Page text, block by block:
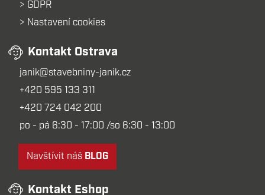
GDPR
Nastavení cookies
Kontakt Ostrava
janik@stavebniny-janik.cz
+420 595 133 311
+420 724 042 200
po - pá 6:30 - 17:00 /so 6:30 - 13:00
Navštívit náš BLOG
Kontakt Eshop